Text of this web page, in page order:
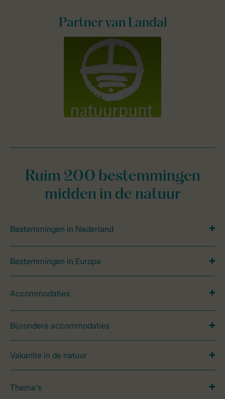
Partner van Landal
Ruim 200 bestemmingen
midden in de natuur
Bestemmingen in Nederland
Bestemmingen in Europa
Accommodaties
Bijzondere accommodaties
Vakantie in de natuur
Thema's